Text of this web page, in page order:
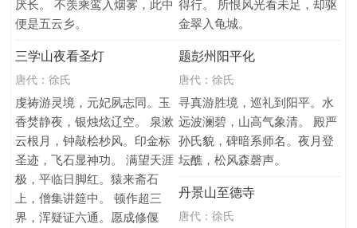
厌长。 不羡乘鸾入烟雾，此中
便是五云乡。
得行。 所恨风光看未足，却驱
金翠入龟城。
三学山夜看圣灯
唐代：徐氏
虔祷游灵境，元妃夙志同。玉
香焚静夜，银烛炫辽空。 泉漱
云根月，钟敲桧杪风。印金标
圣迹，飞石显神功。 满望天涯
极，平临日脚红。猿来斋石
上，僧集讲筵中。 顿作超三
界，浑疑证六通。愿成修偃
题彭州阳平化
唐代： 徐氏
寻真游胜境，巡礼到阳平。水
远波澜碧，山高气象清。 殿严
孙氏貌，碑暗系师名。夜月登
坛醮，松风森磬声。
丹景山至德寺
唐代： 徐氏